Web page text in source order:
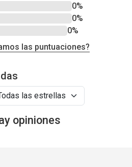
0%
0%
0%
las puntuaciones?
opiniones